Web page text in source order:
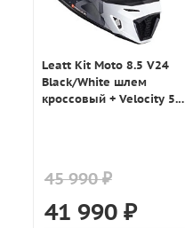
Leatt Kit Moto 8.5 V24
Black/White шлем
кроссовый + Velocity 5.5
45 990 ₽
41 990₽